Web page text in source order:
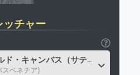
ッチャー
・キャンバス（サテン）
スベネチア)